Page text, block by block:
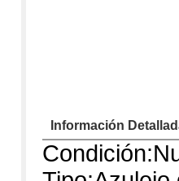
Información